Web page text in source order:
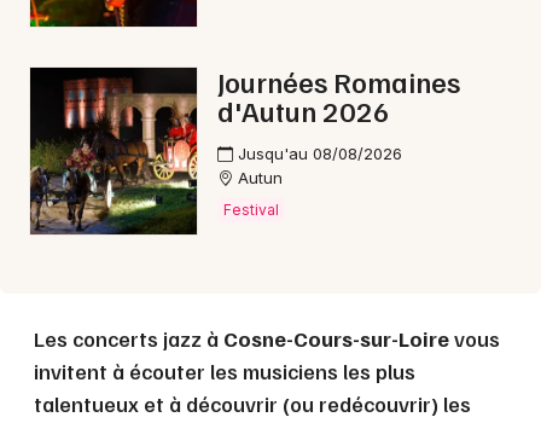
58 - Nièvre
Mon email
Journées Romaines
d'Autun 2026
Jusqu'au 08/08/2026
Autun
Festival
Les concerts jazz à Cosne-Cours-sur-Loirevous
invitent à écouter les musiciens les plus
talentueux et à découvrir (ou redécouvrir) les